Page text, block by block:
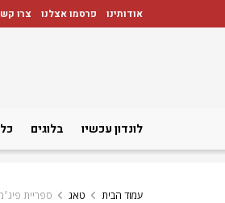
אודותינו פרסמו אצלנו צרו
לונדון עכשיו בלוגים
עמוד הבית טאג ספריית